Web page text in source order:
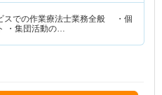
スでの作業療法士業務全般 ・個
・集団活動の…